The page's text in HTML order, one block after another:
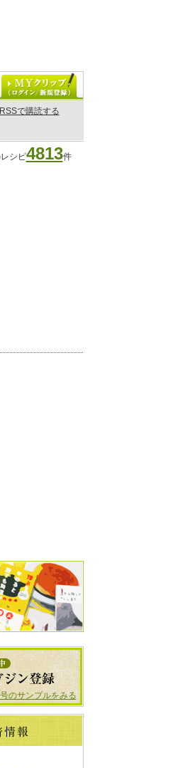
で購読する
シピ4813件
のサンプルをみる